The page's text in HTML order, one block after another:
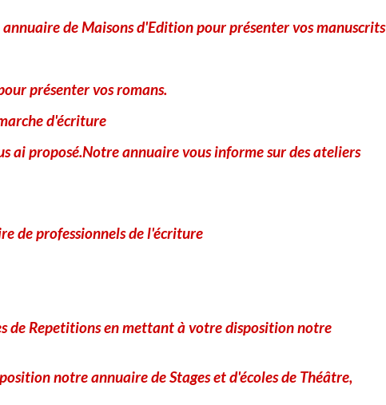
de Maisons d'Edition pour présenter vos manuscrits
présenter vos romans.
d'écriture
ai proposé.Notre annuaire vous informe sur des ateliers
de professionnels de l'écriture
de Repetitions en mettant à votre disposition notre
notre annuaire de Stages et d'écoles de Théâtre,